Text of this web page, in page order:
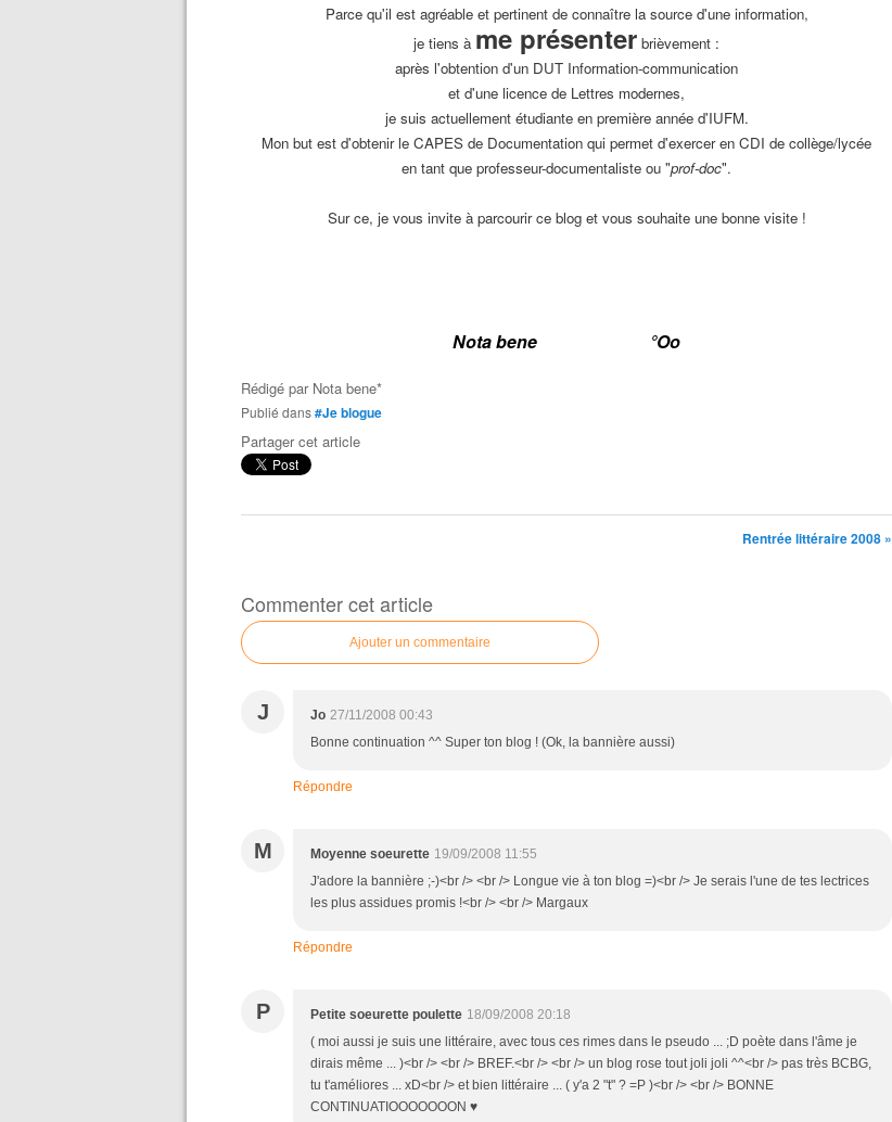
Parce qu'il est agréable et pertinent de connaître la source d'une information,
je tiens à me présenter brièvement :
après l'obtention d'un DUT Information-communication
et d'une licence de Lettres modernes,
je suis actuellement étudiante en première année d'IUFM.
Mon but est d'obtenir le CAPES de Documentation qui permet d'exercer en CDI de collège/lycée
en tant que professeur-documentaliste ou "prof-doc".
Sur ce, je vous invite à parcourir ce blog et vous souhaite une bonne visite !
Notabene °Oo
Rédigé par Nota bene*
Publié dans#Je blogue
Partager cet article
Rentrée littéraire 2008 »
Commenter cet article
Ajouter un commentaire
J Jo 27/11/2008 00:43
Bonne continuation ^^ Super ton blog ! (Ok, la bannière aussi)
Répondre
M Moyenne soeurette 19/09/2008 11:55
J'adore la bannière ;-)<br /> <br /> Longue vie à ton blog =)<br /> Je serais l'une de tes lectrices
les plus assidues promis !<br /> <br /> Margaux
Répondre
P Petite soeurette poulette 18/09/2008 20:18
( moi aussi je suis une littéraire, avec tous ces rimes dans le pseudo ... ;D poète dans l'âme je
dirais même ... )<br /> <br /> BREF.<br /> <br /> un blog rose tout joli joli ^^<br /> pas très BCBG,
tu t'améliores ... xD<br /> et bien littéraire ... ( y'a 2 "t" ? =P )<br /> <br /> BONNE
CONTINUATIOOOOOOON ♥